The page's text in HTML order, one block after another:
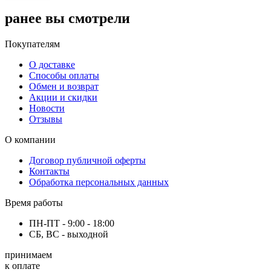
ранее вы смотрели
Покупателям
О доставке
Способы оплаты
Обмен и возврат
Акции и скидки
Новости
Отзывы
О компании
Договор публичной оферты
Контакты
Обработка персональных данных
Время работы
ПН-ПТ - 9:00 - 18:00
СБ, ВС - выходной
принимаем
к оплате